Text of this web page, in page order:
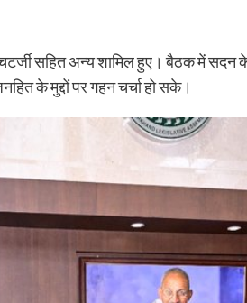
सहित अन्य शामिल हुए। बैठक में
के मुद्दों पर गहन चर्चा हो सके।